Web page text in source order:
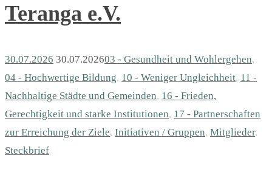
Teranga e.V.
30.07.2026 30.07.202603 - Gesundheit und Wohlergehen,
04 - Hochwertige Bildung, 10 - Weniger Ungleichheit, 11 -
Nachhaltige Städte und Gemeinden, 16 - Frieden,
Gerechtigkeit und starke Institutionen, 17 - Partnerschaften
zur Erreichung der Ziele, Initiativen / Gruppen, Mitglieder,
Steckbrief